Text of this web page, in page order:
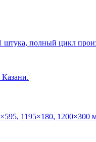
полный цикл
Казани.
1195×180,